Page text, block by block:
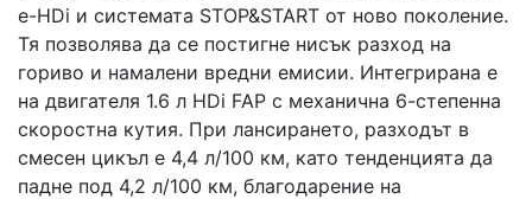
е-HDi и системата STOP&START от ново поколение.
Тя позволява да се постигне нисък разход на
гориво и намалени вредни емисии. Интегрирана е
на двигателя 1.6 л HDi FAP с механична 6-степенна
скоростна кутия. При лансирането, разходът в
смесен цикъл е 4,4 л/100 км, като тенденцията да
падне под 4,2 л/100 км, благодарение на